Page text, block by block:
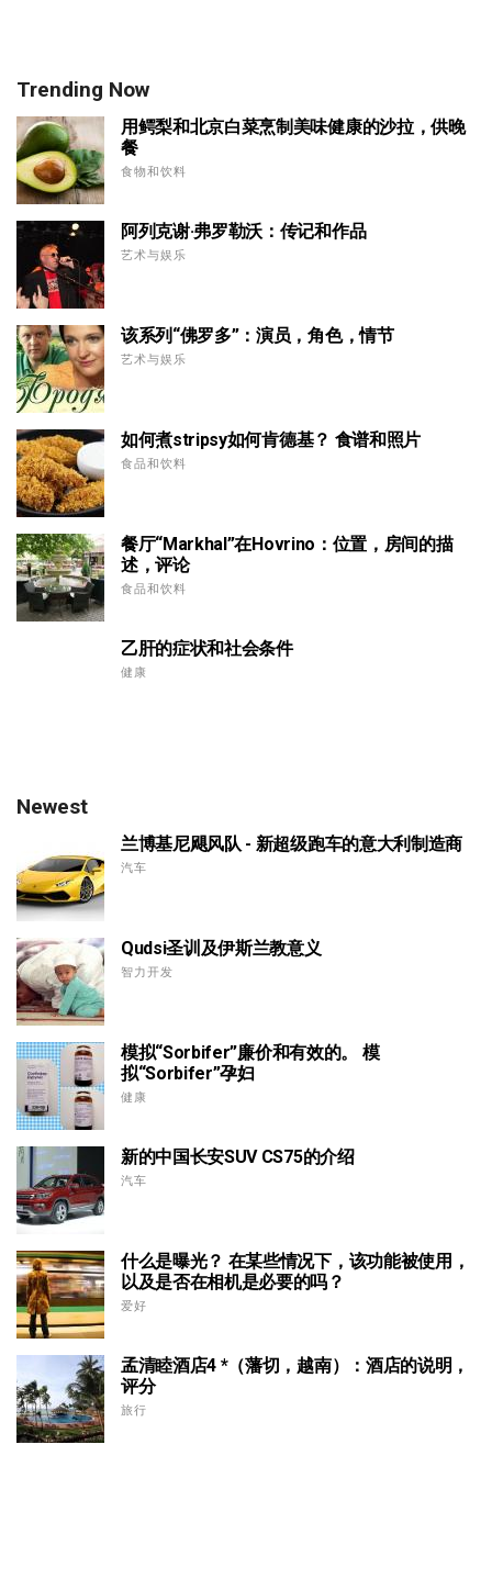
Trending Now
用鳄梨和北京白菜烹制美味健康的沙拉，供晚
餐
食物和饮料
阿列克谢·弗罗勒沃：传记和作品
艺术与娱乐
该系列“佛罗多”：演员，角色，情节
艺术与娱乐
如何煮stripsy如何肯德基？ 食谱和照片
食品和饮料
餐厅“Markhal”在Hovrino：位置，房间的描
述，评论
食品和饮料
乙肝的症状和社会条件
健康
Newest
兰博基尼飓风队 - 新超级跑车的意大利制造商
汽车
Qudsi圣训及伊斯兰教意义
智力开发
模拟“Sorbifer”廉价和有效的。 模
拟“Sorbifer”孕妇
健康
新的中国长安SUV CS75的介绍
汽车
什么是曝光？ 在某些情况下，该功能被使用，
以及是否在相机是必要的吗？
爱好
孟清睦酒店4 *（藩切，越南）：酒店的说明，
评分
旅行